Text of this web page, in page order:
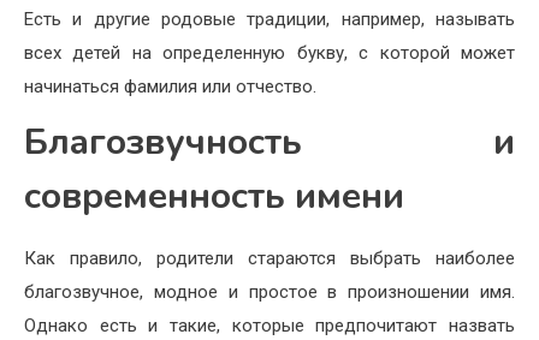
Есть и другие родовые традиции, например, называть
всех детей на определенную букву, с которой может
начинаться фамилия или отчество.
Благозвучность и
современность имени
Как правило, родители стараются выбрать наиболее
благозвучное, модное и простое в произношении имя.
Однако есть и такие, которые предпочитают назвать